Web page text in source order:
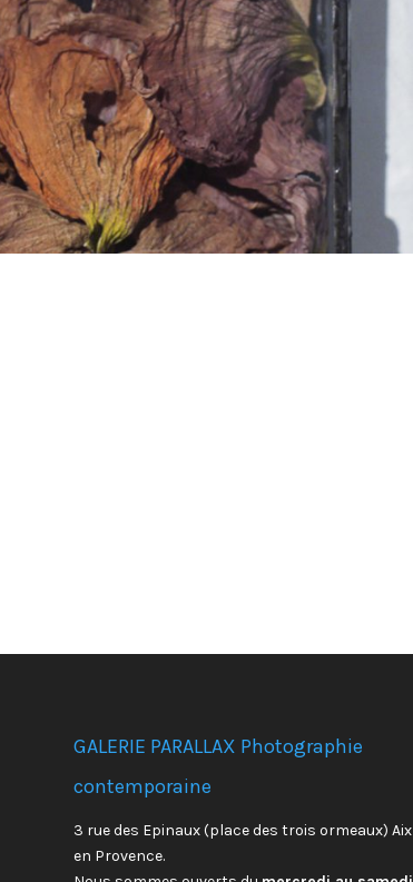
GALERIE PARALLAX Photographie
contemporaine
3 rue des Epinaux (place des trois ormeaux) Aix
en Provence.